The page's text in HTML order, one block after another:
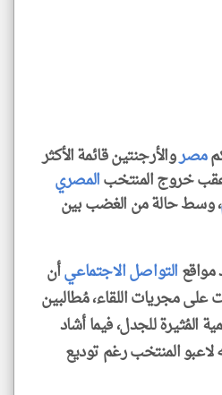
مصروالأرجنتين قائمة الأكثر
خروج المنتخبالمصري
، وسط حالة من الغضب بين
مواقعالتواصل الاجتماعيأن
على مجريات اللقاء، مُطالبين
المُثيرة للجدل، فيما أشاد
لاعبو المنتخب رغم توديع
klyoum.com